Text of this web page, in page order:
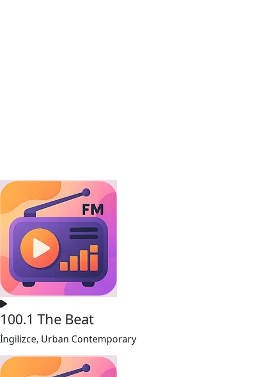
100.1 The Beat
İngilizce, Urban Contemporary